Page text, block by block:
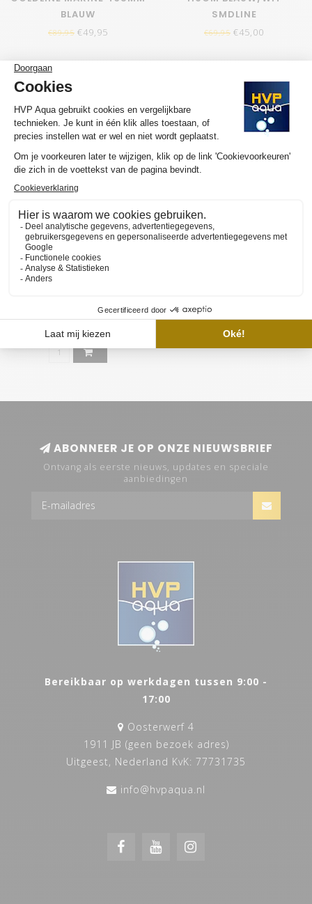
BLAUW
€89,95 €49,95
SMDLINE
€69,95 €45,00
SALE-50%
76CM 10.000K SMDLINE
€25,00
ABONNEER JE OP ONZE NIEUWSBRIEF
Ontvang als eerste nieuws, updates en speciale
aanbiedingen
Bereikbaar op werkdagen tussen 9:00 -
17:00
Oosterwerf 4
1911 JB (geen bezoek adres)
Uitgeest, Nederland KvK: 77731735
info@hvpaqua.nl